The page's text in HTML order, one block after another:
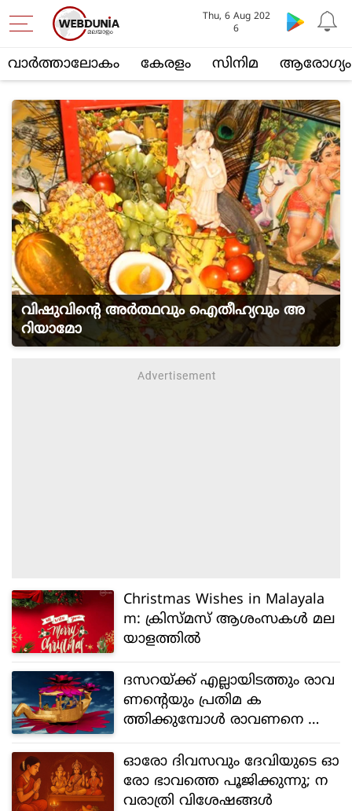
വാര്‍ത്താലോകം കേരളം സിനിമ ആരോഗ്യം
Thu, 6 Aug 202
6
വിഷുവിന്റെ അര്‍ത്ഥവും ഐതീഹ്യവും അ
റിയാമോ
Christmas Wishes in Malayala
m: ക്രിസ്മസ് ആശംസകള്‍ മല
യാളത്തില്‍
ദസറയ്ക്ക് എല്ലായിടത്തും രാവ
ണന്റെയും പ്രതിമ ക
ത്തിക്കുമ്പോള്‍ രാവണനെ ആ
രാധിച്ച് നോയിഡയിലെ ഒരു
ഗ്രാമം
ഓരോ ദിവസവും ദേവിയുടെ ഓ
രോ ഭാവത്തെ പൂജിക്കുന്നു; ന
വരാത്രി വിശേഷങ്ങള്‍